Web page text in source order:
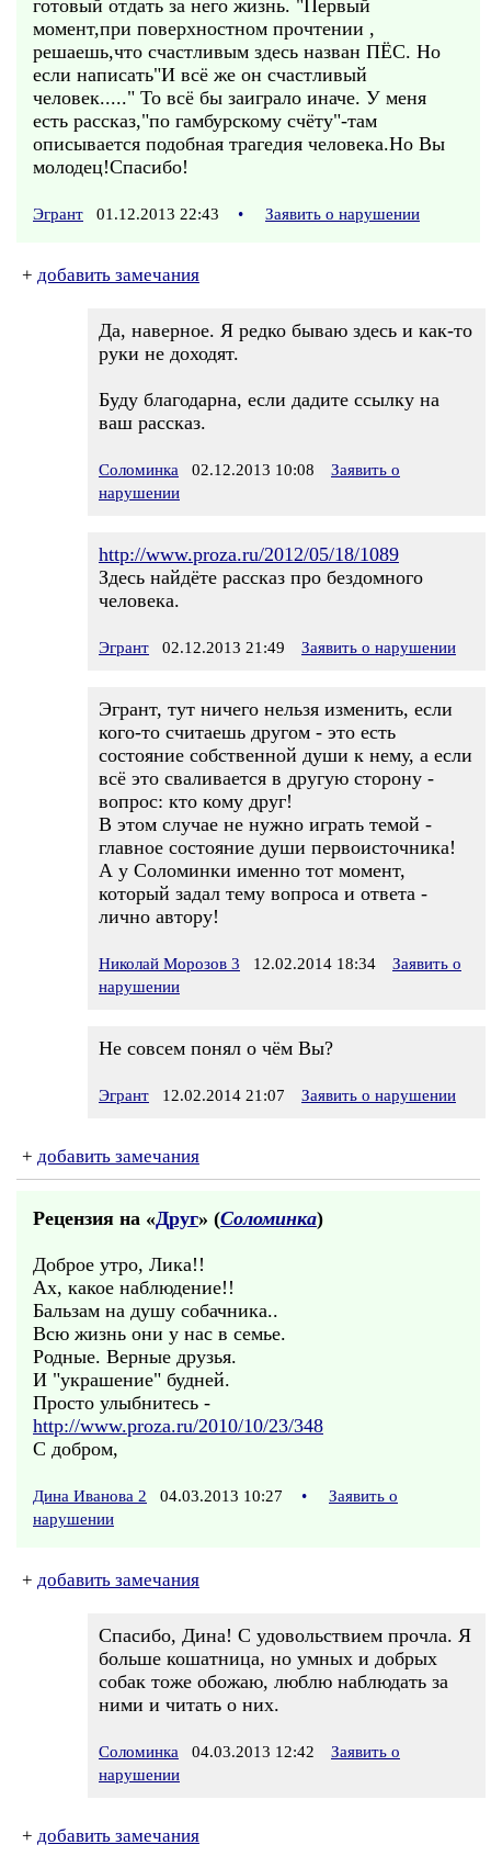
готовый отдать за него жизнь. "Первый
момент,при поверхностном прочтении ,
решаешь,что счастливым здесь назван ПЁС. Но
если написать"И всё же он счастливый
человек....." То всё бы заиграло иначе. У меня
есть рассказ,"по гамбурскому счёту"-там
описывается подобная трагедия человека.Но Вы
молодец!Спасибо!
Эгрант 01.12.2013 22:43 • Заявить о нарушении
+ добавить замечания
Да, наверное. Я редко бываю здесь и как-то
руки не доходят.
Буду благодарна, если дадите ссылку на
ваш рассказ.
Соломинка 02.12.2013 10:08
Заявить о
нарушении
http://www.proza.ru/2012/05/18/1089
Здесь найдёте рассказ про бездомного
человека.
Эгрант 02.12.2013 21:49 Заявить о нарушении
Эгрант, тут ничего нельзя изменить, если
кого-то считаешь другом - это есть
состояние собственной души к нему, а если
всё это сваливается в другую сторону -
вопрос: кто кому друг!
В этом случае не нужно играть темой -
главное состояние души первоисточника!
А у Соломинки именно тот момент,
который задал тему вопроса и ответа -
лично автору!
Николай Морозов 3 12.02.2014 18:34
Заявить о
нарушении
Не совсем понял о чём Вы?
Эгрант 12.02.2014 21:07 Заявить о нарушении
+ добавить замечания
Рецензия на «Друг» (Соломинка)
Доброе утро, Лика!!
Ах, какое наблюдение!!
Бальзам на душу собачника..
Всю жизнь они у нас в семье.
Родные. Верные друзья.
И "украшение" будней.
Просто улыбнитесь -
http://www.proza.ru/2010/10/23/348
С добром,
Дина Иванова 2 04.03.2013 10:27 •
Заявить о
нарушении
+ добавить замечания
Спасибо, Дина! С удовольствием прочла. Я
больше кошатница, но умных и добрых
собак тоже обожаю, люблю наблюдать за
ними и читать о них.
Соломинка 04.03.2013 12:42
Заявить о
нарушении
+ добавить замечания